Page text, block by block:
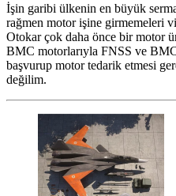
İşin garibi ülkenin en büyük
rağmen motor işine girmemeleri
Otokar çok daha önce bir motor
BMC motorlarıyla FNSS ve
başvurup motor tedarik etmesi
değilim.